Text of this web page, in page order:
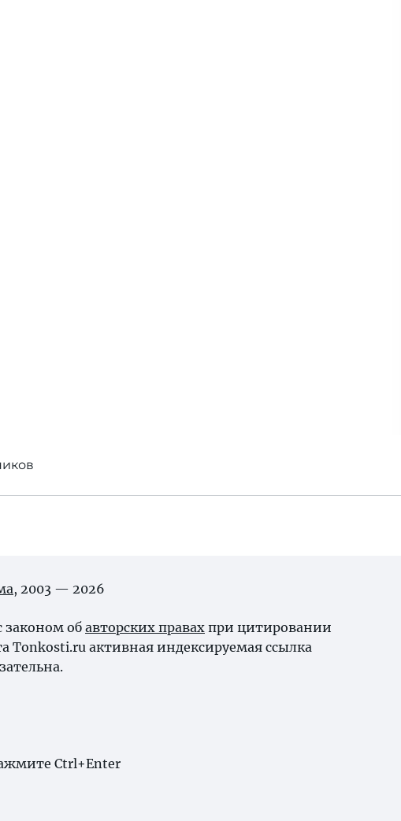
, 2003 — 2026
законом об авторских правах при цитировании
Tonkosti.ru активная индексируемая ссылка
Ctrl+Enter